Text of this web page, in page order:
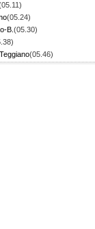
(05.24)
B. (05.30)
(05.46)